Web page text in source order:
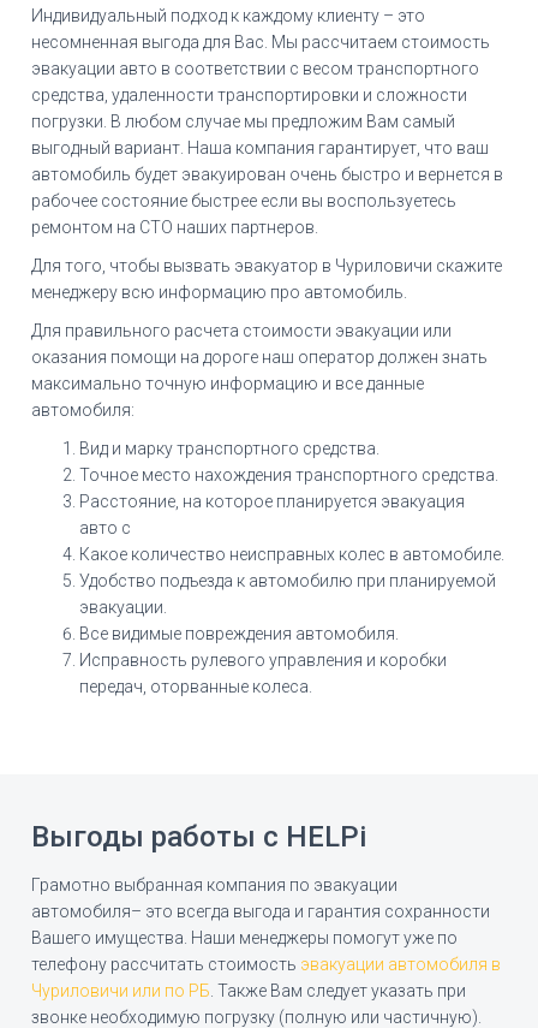
Индивидуальный подход к каждому клиенту – это
несомненная выгода для Вас. Мы рассчитаем стоимость
эвакуации авто в соответствии с весом транспортного
средства, удаленности транспортировки и сложности
погрузки. В любом случае мы предложим Вам самый
выгодный вариант. Наша компания гарантирует, что ваш
автомобиль будет эвакуирован очень быстро и вернется в
рабочее состояние быстрее если вы воспользуетесь
ремонтом на СТО наших партнеров.
Для того, чтобы вызвать эвакуатор в Чуриловичи скажите
менеджеру всю информацию про автомобиль.
Для правильного расчета стоимости эвакуации или
оказания помощи на дороге наш оператор должен знать
максимально точную информацию и все данные
автомобиля:
Вид и марку транспортного средства.
Точное место нахождения транспортного средства.
Расстояние, на которое планируется эвакуация
авто с
Какое количество неисправных колес в автомобиле.
Удобство подъезда к автомобилю при планируемой
эвакуации.
Все видимые повреждения автомобиля.
Исправность рулевого управления и коробки
передач, оторванные колеса.
Выгоды работы с HELPi
Грамотно выбранная компания по эвакуации
автомобиля– это всегда выгода и гарантия сохранности
Вашего имущества. Наши менеджеры помогут уже по
телефону рассчитать стоимость эвакуации автомобиля в
Чуриловичи или по РБ . Также Вам следует указать при
звонке необходимую погрузку (полную или частичную).